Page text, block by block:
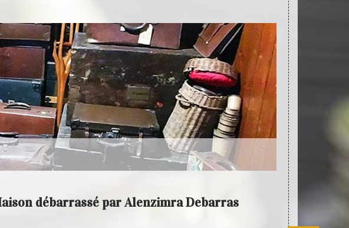
débarrassé par Alenzimra Debarras